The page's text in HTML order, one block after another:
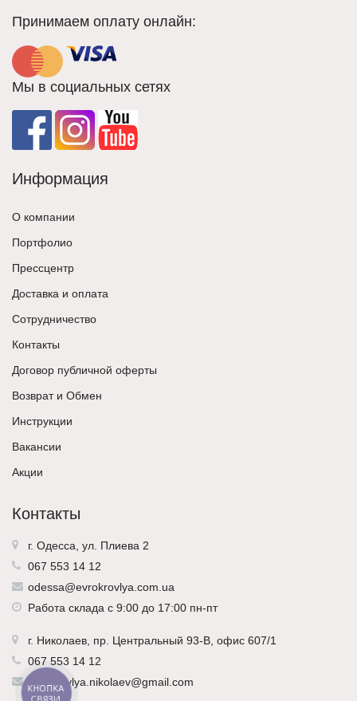
Принимаем оплату онлайн:
Мы в социальных сетях
Информация
О компании
Портфолио
Прессцентр
Доставка и оплата
Сотрудничество
Контакты
Договор публичной оферты
Возврат и Обмен
Инструкции
Вакансии
Акции
Контакты
г. Одесса, ул. Плиева 2
067 553 14 12
odessa@evrokrovlya.com.ua
Работа склада с 9:00 до 17:00 пн-пт
г. Николаев , пр. Центральный 93-В, офис 607/1
067 553 14 12
evrokrovlya.nikolaev@gmail.com
КНОПКА